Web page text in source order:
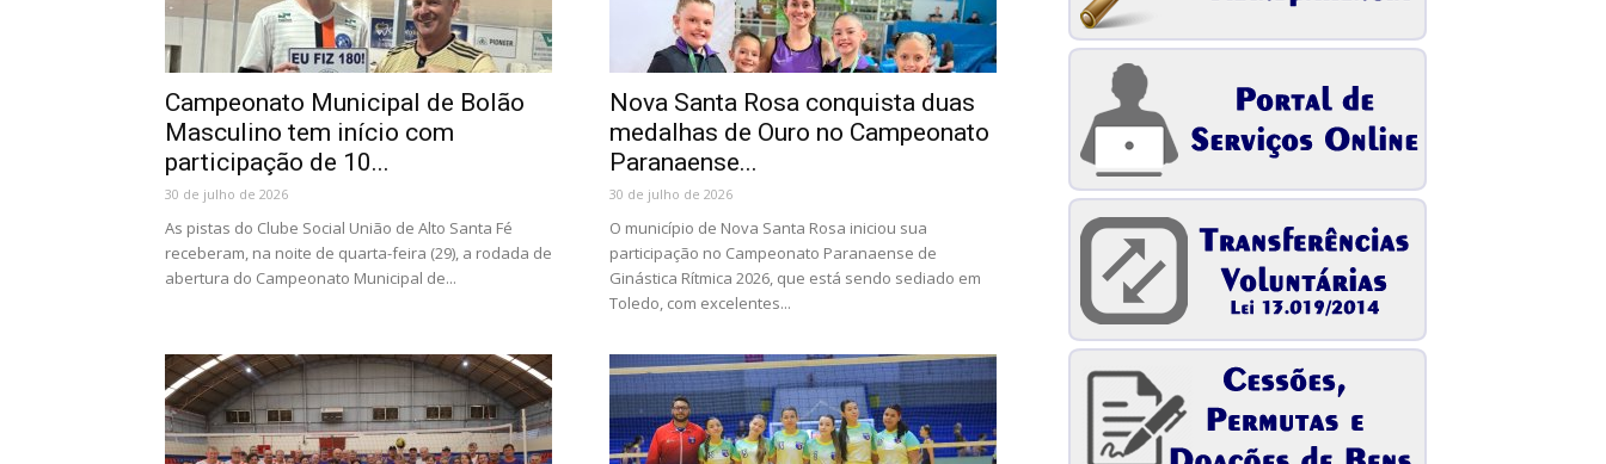
Campeonato Municipal de Bolão
Masculino tem início com
participação de 10...
30 de julho de 2026
As pistas do Clube Social União de Alto Santa Fé
receberam, na noite de quarta-feira (29), a rodada de
abertura do Campeonato Municipal de...
Nova Santa Rosa conquista duas
medalhas de Ouro no Campeonato
Paranaense...
30 de julho de 2026
O município de Nova Santa Rosa iniciou sua
participação no Campeonato Paranaense de
Ginástica Rítmica 2026, que está sendo sediado em
Toledo, com excelentes...